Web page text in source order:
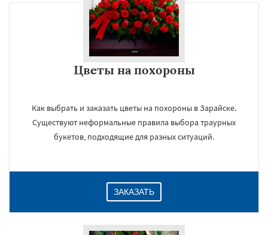
Цветы на похороны
Как выбрать и заказать цветы на похороны в Зарайске.
Существуют неформальные правила выбора траурных
букетов, подходящие для разных ситуаций.
ЗАКАЗАТЬ